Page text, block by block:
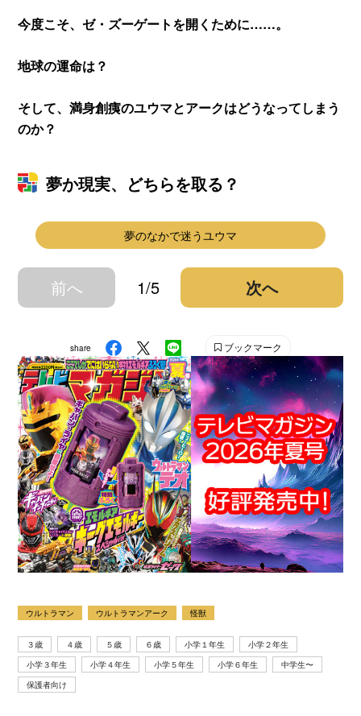
今度こそ、ゼ・ズーゲートを開くために……。
地球の運命は？
そして、満身創痍のユウマとアークはどうなってしまう
のか？
夢か現実、どちらを取る？
夢のなかで迷うユウマ
前へ 1/5 次へ
share ブックマーク
ウルトラマン ウルトラマンアーク 怪獣
３歳 ４歳 ５歳 ６歳 小学１年生
小学２年生
小学３年生
小学４年生 小学５年生 小学６年生
中学生〜
保護者向け